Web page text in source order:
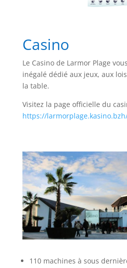
Casino
Le Casino de Larmor Plage
inégalé dédié aux jeux, aux
la table.
Visitez la page officielle du
https://
110 machines à sous